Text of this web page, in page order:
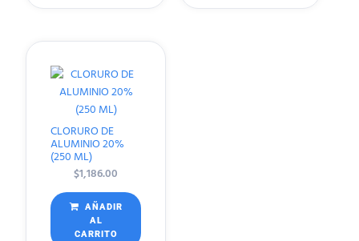
CLORURO DE
ALUMINIO 20%
(250 ML)
$1,186.00
AÑADIR
AL
CARRITO